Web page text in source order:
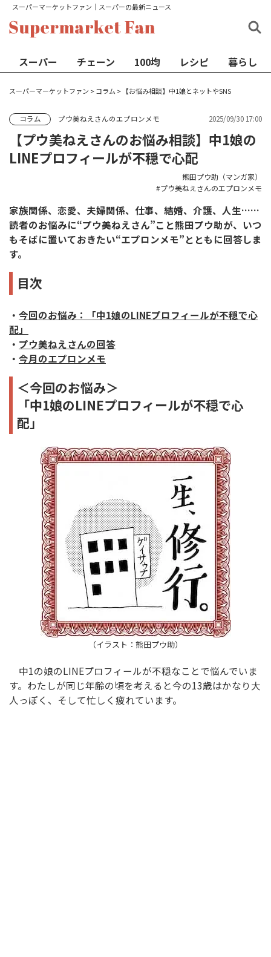
スーパーマーケットファン│スーパーの最新ニュース
スーパー チェーン 100均 レシピ 暮らし
スーパーマーケットファン >コラム > 【お悩み相談】中1娘とネットやSNS
コラム プウ美ねえさんのエプロンメモ 2025/09/30 17:00
【プウ美ねえさんのお悩み相談】中1娘の
LINEプロフィールが不穏で心配
熊田プウ助（マンガ家）
プウ美ねえさんのエプロンメモ
家族関係、恋愛、夫婦関係、仕事、結婚、介護、人生……
読者のお悩みに“プウ美ねえさん”こと熊田プウ助が、いつ
もそばに置いておきたい“エプロンメモ”とともに回答しま
す。
目次
・ 今回のお悩み：「中1娘のLINEプロフィールが不穏で心
配」
・ プウ美ねえさんの回答
・ 今月のエプロンメモ
＜今回のお悩み＞
「中1娘のLINEプロフィールが不穏で心
配」
（イラスト：熊田プウ助）
中1の娘のLINEプロフィールが不穏なことで悩んでいま
す。わたしが同じ年齢の頃を考えると今の13歳はかなり大
人っぽく、そして忙しく疲れています。